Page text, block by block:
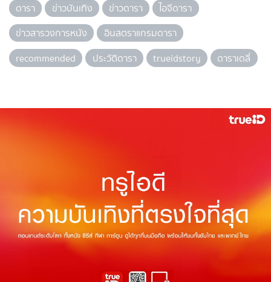
ดารา ข่าวบันเทิง ข่าวดารา
ไอจีดารา
ข่าวสารวงการหนัง
อินสตราแกรมดารา
recommended
ประวัติดารา trueidstory ดาราเดลี่